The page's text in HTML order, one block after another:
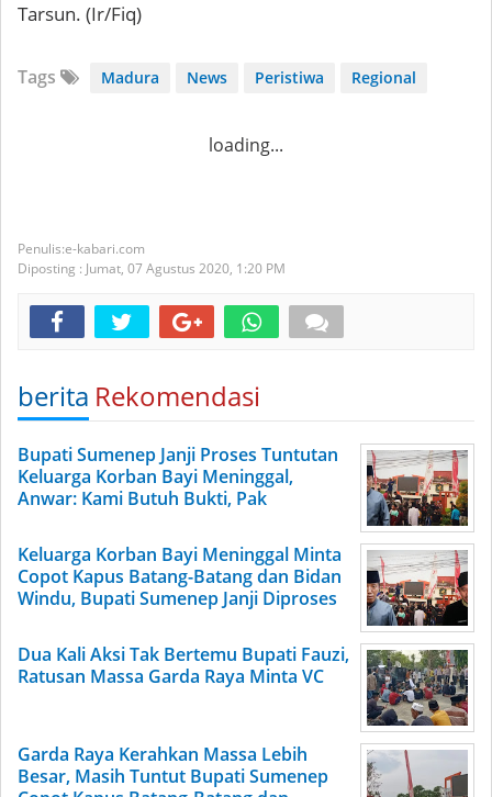
Tarsun. (Ir/Fiq)
Tags Madura News Peristiwa Regional
loading...
e-kabari.com
Diposting : Jumat, 07 Agustus 2020, 1:20 PM
berita Rekomendasi
Bupati Sumenep Janji Proses Tuntutan
Keluarga Korban Bayi Meninggal,
Anwar: Kami Butuh Bukti, Pak
Keluarga Korban Bayi Meninggal Minta
Copot Kapus Batang-Batang dan Bidan
Windu, Bupati Sumenep Janji Diproses
Dua Kali Aksi Tak Bertemu Bupati Fauzi,
Ratusan Massa Garda Raya Minta VC
Garda Raya Kerahkan Massa Lebih
Besar, Masih Tuntut Bupati Sumenep